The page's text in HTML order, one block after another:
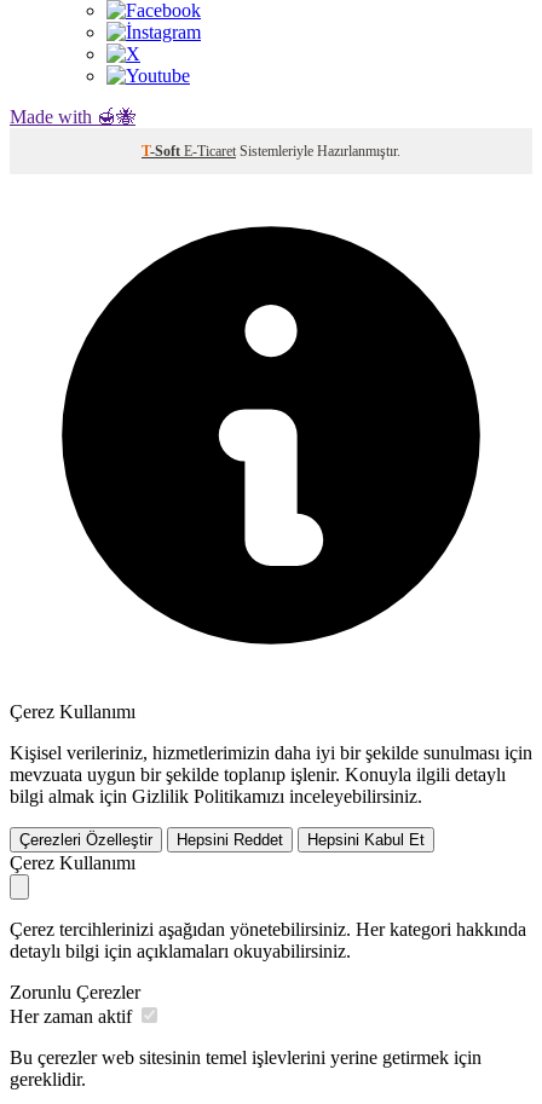
Made with 🍯🐝
T-Soft E-Ticaret Sistemleriyle Hazırlanmıştır.
Çerez Kullanımı
Kişisel verileriniz, hizmetlerimizin daha iyi bir şekilde sunulması için
mevzuata uygun bir şekilde toplanıp işlenir. Konuyla ilgili detaylı
bilgi almak için Gizlilik Politikamızı inceleyebilirsiniz.
Çerezleri Özelleştir Hepsini Reddet Hepsini Kabul Et
Çerez Kullanımı
Çerez tercihlerinizi aşağıdan yönetebilirsiniz. Her kategori hakkında
detaylı bilgi için açıklamaları okuyabilirsiniz.
Zorunlu Çerezler
Her zaman aktif
Bu çerezler web sitesinin temel işlevlerini yerine getirmek için
gereklidir.